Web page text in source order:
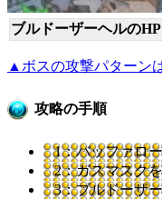
ブルドーザーヘルのHP
▲ボスの攻撃パターン
攻略の手順
1：バッファロ
2：ガスマスク
3：ブルドーザ